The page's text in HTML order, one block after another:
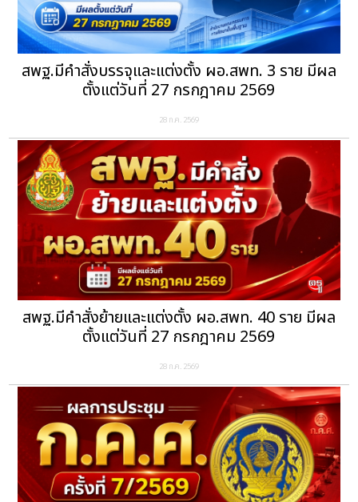
สพฐ.มีคำสั่งบรรจุและแต่งตั้ง ผอ.สพท. 3 ราย มีผล
ตั้งแต่วันที่ 27 กรกฎาคม 2569
28 ก.ค. 2569
สพฐ.มีคำสั่งย้ายและแต่งตั้ง ผอ.สพท. 40 ราย มีผล
ตั้งแต่วันที่ 27 กรกฎาคม 2569
28 ก.ค. 2569